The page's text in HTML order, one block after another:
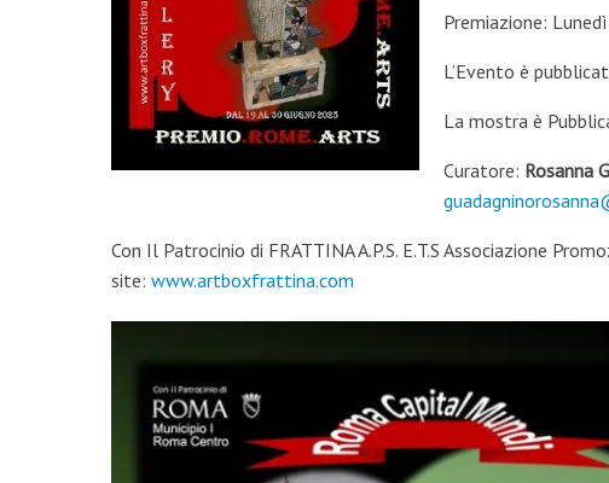
Premiazione:
L’Evento è
La mostra è
Curatore: Rosanna
Con Il Patrocinio di FRATTINA A.P.S. E.T.S Associazione
site: www.artboxfrattina.com